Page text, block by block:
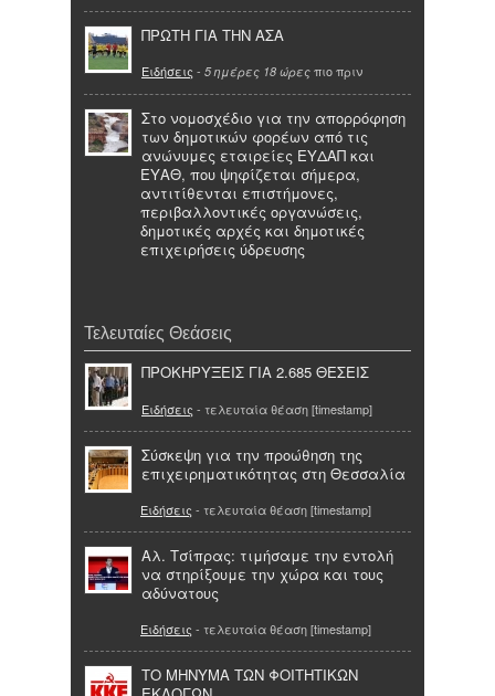
ΠΡΩΤΗ ΓΙΑ ΤΗΝ ΑΣΑ
Ειδήσεις - 5 ημέρες 18 ώρες πιο πριν
Στο νομοσχέδιο για την απορρόφηση
των δημοτικών φορέων από τις
ανώνυμες εταιρείες ΕΥΔΑΠ και
ΕΥΑΘ, που ψηφίζεται σήμερα,
αντιτίθενται επιστήμονες,
περιβαλλοντικές οργανώσεις,
δημοτικές αρχές και δημοτικές
επιχειρήσεις ύδρευσης
Τελευταίες Θεάσεις
ΠΡΟΚΗΡΥΞΕΙΣ ΓΙΑ 2.685 ΘΕΣΕΙΣ
Ειδήσεις - τελευταία θέαση [timestamp]
Σύσκεψη για την προώθηση της
επιχειρηματικότητας στη Θεσσαλία
Ειδήσεις - τελευταία θέαση [timestamp]
Αλ. Τσίπρας: τιμήσαμε την εντολή
να στηρίξουμε την χώρα και τους
αδύνατους
Ειδήσεις - τελευταία θέαση [timestamp]
ΤΟ ΜΗΝΥΜΑ ΤΩΝ ΦΟΙΤΗΤΙΚΩΝ